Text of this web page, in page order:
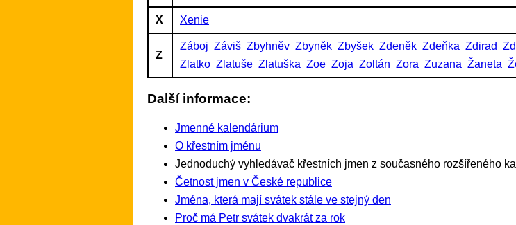
X Xenie
Z
Záboj Záviš Zbyhněv Zbyněk Zbyšek Zdeněk Zdeňka Zdirad
Zlatko Zlatuše Zlatuška Zoe Zoja Zoltán Zora Zuzana Žaneta
Další informace:
Jmenné kalendárium
O křestním jménu
Jednoduchý vyhledávač křestních jmen z současného rozšířeného
Četnost jmen v České republice
Jména, která mají svátek stále ve stejný den
Proč má Petr svátek dvakrát za rok